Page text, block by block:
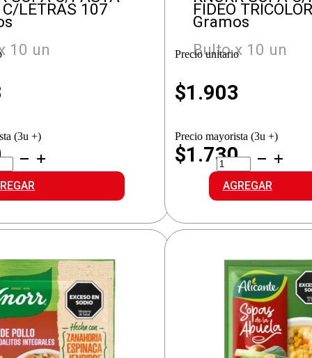
C/LETRAS 107
10 un
(3u +)
FIDEO
Gramos
Bulto x 10 un
Precio unitario
$1.903
Precio mayorista (3u +)
$1.730
KNORR
SOPA
C/PASTA
FIDEO
AGREGAR